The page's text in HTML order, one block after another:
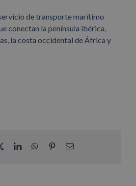
de transporte marítimo
conectan la península ibérica,
la costa occidental de África y
LinkedInWhatsApp
PinterestCorreo